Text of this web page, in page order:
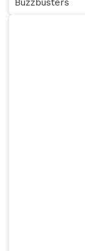
Buzzbusters